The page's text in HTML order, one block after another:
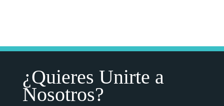
¿Quieres Unirte a
Nosotros?